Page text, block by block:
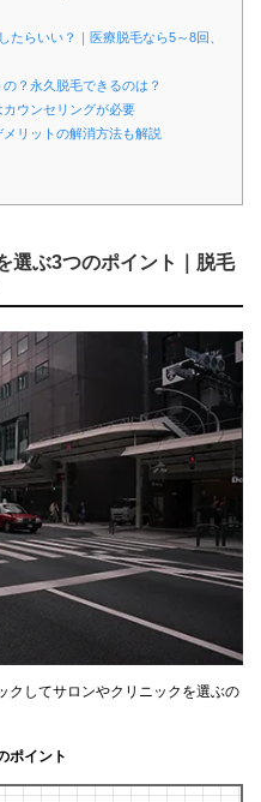
らいい？｜医療脱毛なら5～8回、
？永久脱毛できるのは？
ウンセリングが必要
リットの解消方法も解説
選ぶ3つのポイント｜脱毛
クしてサロンやクリニックを選ぶの
ポイント